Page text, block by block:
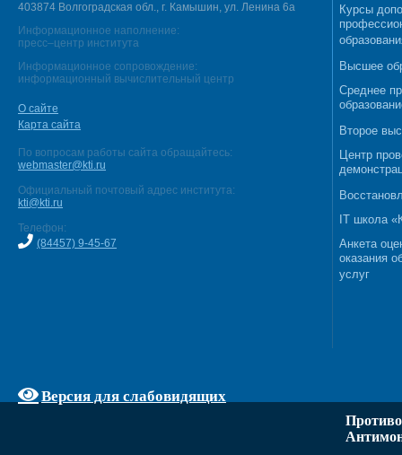
403874 Волгоградская обл., г. Камышин, ул. Ленина 6а
Информационное наполнение:
пресс–центр института
Информационное сопровождение:
информационный вычислительный центр
О сайте
Карта сайта
По вопросам работы сайта обращайтесь:
webmaster@kti.ru
Официальный почтовый адрес института:
kti@kti.ru
Телефон:
(84457) 9-45-67
Версия для слабовидящих
Курсы
Высшее
Среднее
Второе
Центр
IT школа
Анкета
оказания
услуг